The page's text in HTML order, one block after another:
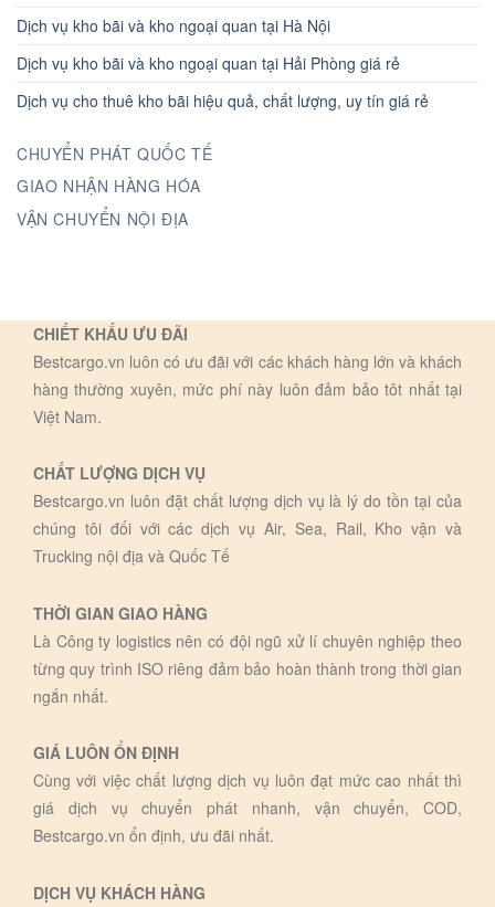
Dịch vụ kho bãi và kho ngoại quan tại Hà Nội
Dịch vụ kho bãi và kho ngoại quan tại Hải Phòng giá rẻ
Dịch vụ cho thuê kho bãi hiệu quả, chất lượng, uy tín giá rẻ
CHUYỂN PHÁT QUỐC TẾ
GIAO NHẬN HÀNG HÓA
VẬN CHUYỂN NỘI ĐỊA
CHIẾT KHẤU ƯU ĐÃI
Bestcargo.vn luôn có ưu đãi với các khách hàng lớn và khách
hàng thường xuyên, mức phí này luôn đảm bảo tôt nhất tại
Việt Nam.
CHẤT LƯỢNG DỊCH VỤ
Bestcargo.vn luôn đặt chất lượng dịch vụ là lý do tồn tại của
chúng tôi đối với các dịch vụ Air, Sea, Rail, Kho vận và
Trucking nội địa và Quốc Tế
THỜI GIAN GIAO HÀNG
Là Công ty logistics nên có đội ngũ xử lí chuyên nghiệp theo
từng quy trình ISO riêng đảm bảo hoàn thành trong thời gian
ngắn nhất.
GIÁ LUÔN ỔN ĐỊNH
Cùng với việc chất lượng dịch vụ luôn đạt mức cao nhất thì
giá dịch vụ chuyển phát nhanh, vận chuyển, COD,
Bestcargo.vn ổn định, ưu đãi nhất.
DỊCH VỤ KHÁCH HÀNG